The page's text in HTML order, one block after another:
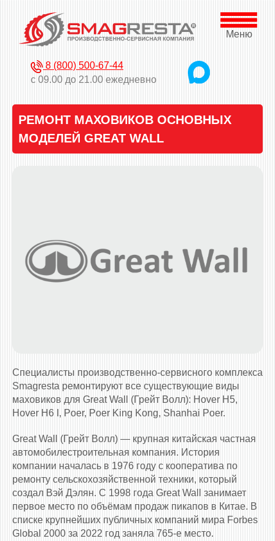
Меню
8 (800) 500-67-44
с 09.00 до 21.00 ежедневно
РЕМОНТ МАХОВИКОВ ОСНОВНЫХ
МОДЕЛЕЙ GREAT WALL
Специалисты производственно-сервисного комплекса
Smagresta ремонтируют все существующие виды
маховиков для Great Wall (Грейт Волл): Hover H5,
Hover H6 I, Poer, Poer King Kong, Shanhai Poer.
Great Wall (Грейт Волл) — крупная китайская частная
автомобилестроительная компания. История
компании началась в 1976 году с кооператива по
ремонту сельскохозяйственной техники, который
создал Вэй Дэлян. С 1998 года Great Wall занимает
первое место по объёмам продаж пикапов в Китае. В
списке крупнейших публичных компаний мира Forbes
Global 2000 за 2022 год заняла 765-е место.